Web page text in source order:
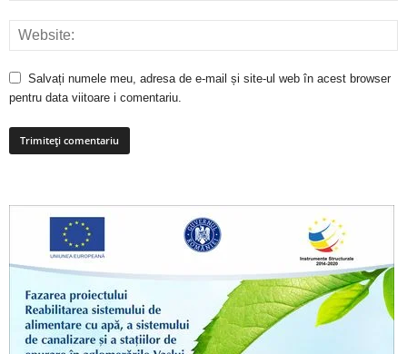
Salvați numele meu, adresa de e-mail și site-ul web în acest browser
pentru data viitoare i comentariu.